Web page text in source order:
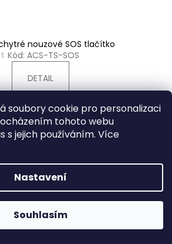
soubory cookie pro personalizaci
tohoto webu
s jejich používáním. Více
Nastavení
Souhlasím
chytré nouzové SOS tlačítko
Kód: ACS-TS-SOS
DETAIL